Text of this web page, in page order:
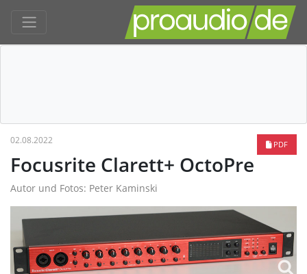
PDF
02.08.2022
Focusrite Clarett+ OctoPre
Autor und Fotos: Peter Kaminski